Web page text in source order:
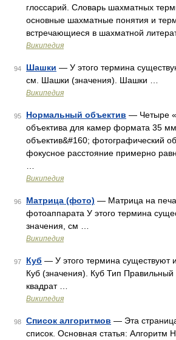
глоссарий. Словарь шахматных
основные шахматные понятия и
встречающиеся в шахматной
Википедия
94 Шашки — У этого термина
см. Шашки (значения). Шашки …
Википедия
95 Нормальный объектив — Четыре
объектива для камер формата 35
объектив&#160; фотографический
фокусное расстояние примерно
Википедия
96 Матрица (фото) — Матрица на
фотоаппарата У этого термина
значения, см …
Википедия
97 Куб — У этого термина существуют
Куб (значения). Куб Тип Правильный
квадрат …
Википедия
98 Список алгоритмов — Эта
список. Основная статья: Алгоритм